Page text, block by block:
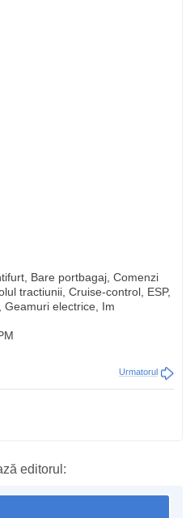
Bare portbagaj, Comenzi
tractiunii, Cruise-control, ESP,
electrice, Im
Urmatorul
editorul: